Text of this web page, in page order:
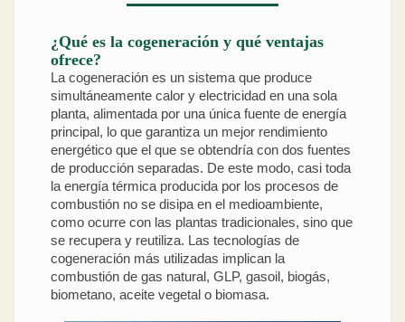
¿Qué es la cogeneración y qué ventajas
ofrece?
La cogeneración es un sistema que produce
simultáneamente calor y electricidad en una sola
planta, alimentada por una única fuente de energía
principal, lo que garantiza un mejor rendimiento
energético que el que se obtendría con dos fuentes
de producción separadas. De este modo, casi toda
la energía térmica producida por los procesos de
combustión no se disipa en el medioambiente,
como ocurre con las plantas tradicionales, sino que
se recupera y reutiliza. Las tecnologías de
cogeneración más utilizadas implican la
combustión de gas natural, GLP, gasoil, biogás,
biometano, aceite vegetal o biomasa.